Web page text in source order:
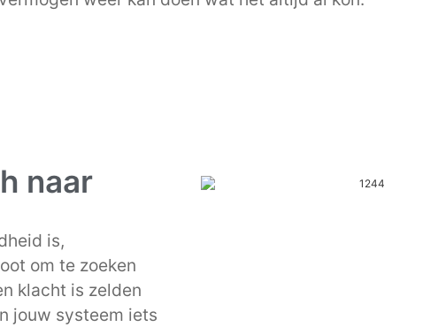
naar
is,
om te zoeken
klacht is zelden
jouw systeem iets